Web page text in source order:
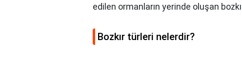
edilen ormanların yerinde oluşan
Bozkır türleri nelerdir?